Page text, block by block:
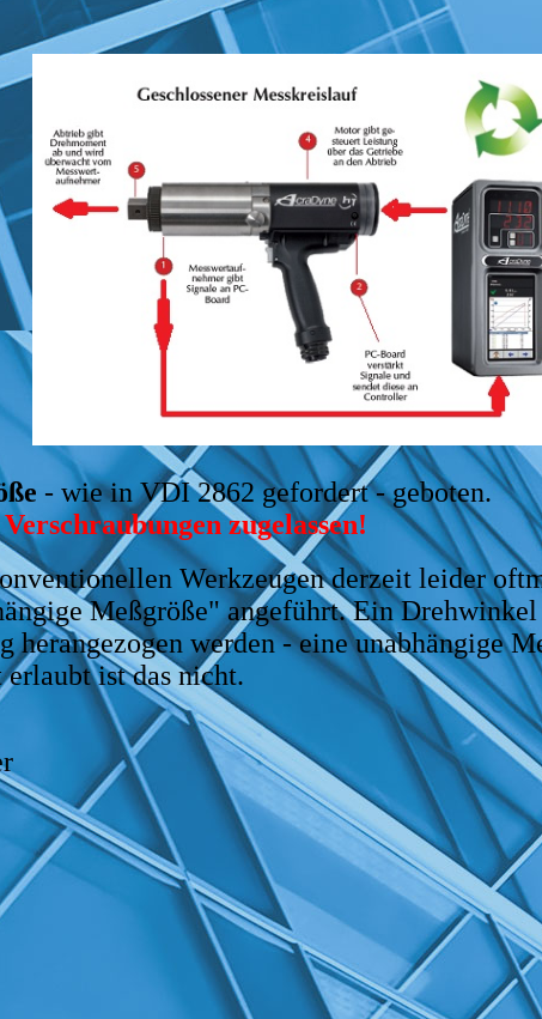
- wie in VDI 2862 gefordert - geboten.
zugelassen!
Werkzeugen derzeit leider
Meßgröße" angeführt. Ein Drehwinkel
werden - eine unabhängige
erlaubt ist das nicht.